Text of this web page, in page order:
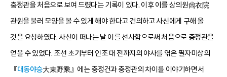
충정관을 처음으로 보여 드렸다는 기록이 있다. 이후 이를 상의원尙衣院
관원을 불러 모양을 볼 수 있게 해야 한다고 건의하고 사신에게 구해 올
것을 요청하였다. 사신이 떠나는 날 이를 선사함으로써 처음으로 충정관을
얻을 수 있었다. 조선 초기부터 인조 대 전까지의 야사를 엮은 필자미상의
『대동야승大東野乘』에는 충정건과 충정관의 차이를 이야기하면서